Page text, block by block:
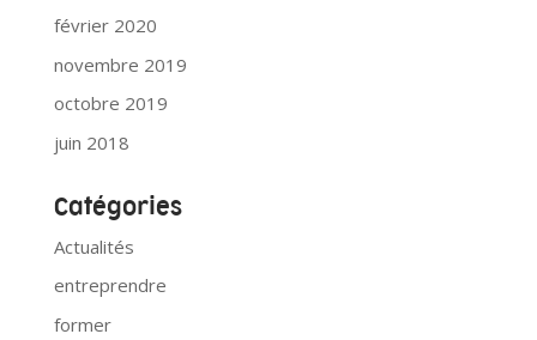
février 2020
novembre 2019
octobre 2019
juin 2018
Catégories
Actualités
entreprendre
former